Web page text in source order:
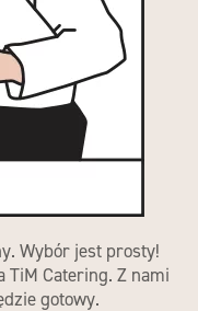
Wybór jest prosty!
TiM Catering. Z nami
gotowy.